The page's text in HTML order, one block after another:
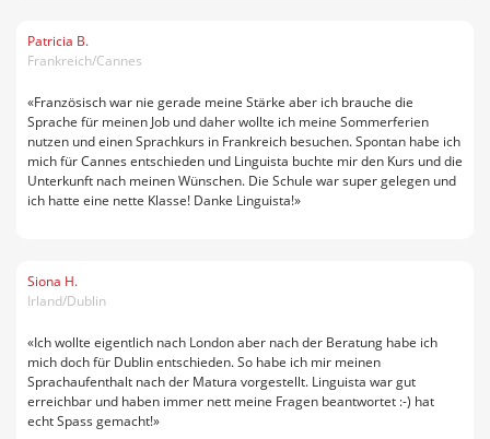
Patricia B.
Frankreich/Cannes
«Französisch war nie gerade meine Stärke aber ich brauche die
Sprache für meinen Job und daher wollte ich meine Sommerferien
nutzen und einen Sprachkurs in Frankreich besuchen. Spontan habe ich
mich für Cannes entschieden und Linguista buchte mir den Kurs und die
Unterkunft nach meinen Wünschen. Die Schule war super gelegen und
ich hatte eine nette Klasse! Danke Linguista!»
Siona H.
Irland/Dublin
«Ich wollte eigentlich nach London aber nach der Beratung habe ich
mich doch für Dublin entschieden. So habe ich mir meinen
Sprachaufenthalt nach der Matura vorgestellt. Linguista war gut
erreichbar und haben immer nett meine Fragen beantwortet :-) hat
echt Spass gemacht!»